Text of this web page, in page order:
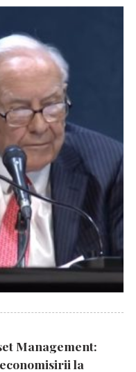
Management:
la